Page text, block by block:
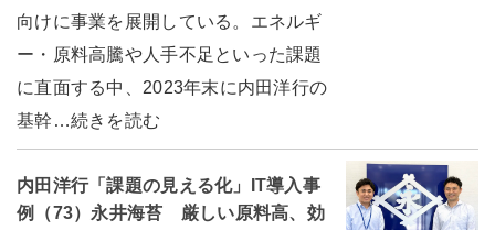
向けに事業を展開している。エネルギ
ー・原料高騰や人手不足といった課題
に直面する中、2023年末に内田洋行の
基幹…続きを読む
内田洋行「課題の見える化」IT導入事
例（73）永井海苔 厳しい原料高、効